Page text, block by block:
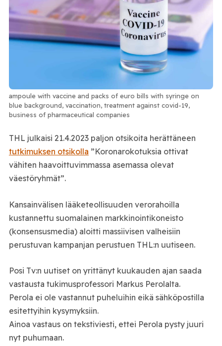
ampoule with vaccine and packs of euro bills with syringe on
blue background, vaccination, treatment against covid-19,
business of pharmaceutical companies
THL julkaisi 21.4.2023 paljon otsikoita herättäneen
tutkimuksen otsikolla ”Koronarokotuksia ottivat
vähiten haavoittuvimmassa asemassa olevat
väestöryhmät”.
Kansainvälisen lääketeollisuuden verorahoilla
kustannettu suomalainen markkinointikoneisto
(konsensusmedia) aloitti massiivisen valheisiin
perustuvan kampanjan perustuen THL:n uutiseen.
Posi Tv:n uutiset on yrittänyt kuukauden ajan saada
vastausta tukimusprofessori Markus Perolalta.
Perola ei ole vastannut puheluihin eikä sähköpostilla
esitettyihin kysymyksiin.
Ainoa vastaus on tekstiviesti, ettei Perola pysty juuri
nyt puhumaan.